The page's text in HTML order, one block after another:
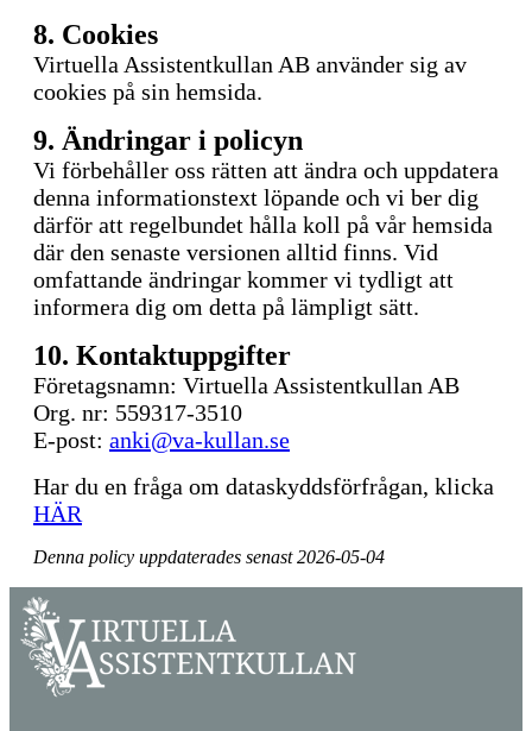
8. Cookies
Virtuella Assistentkullan AB använder sig av
cookies på sin hemsida.
9. Ändringar i policyn
Vi förbehåller oss rätten att ändra och uppdatera
denna informationstext löpande och vi ber dig
därför att regelbundet hålla koll på vår hemsida
där den senaste versionen alltid finns. Vid
omfattande ändringar kommer vi tydligt att
informera dig om detta på lämpligt sätt.
10. Kontaktuppgifter
Företagsnamn: Virtuella Assistentkullan AB
Org. nr: 559317-3510
E-post: anki@va-kullan.se
Har du en fråga om dataskyddsförfrågan, klicka
HÄR
Denna policy uppdaterades senast 2026-05-04